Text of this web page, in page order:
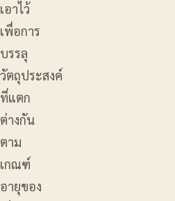
เอาไว้
เพื่อการ
บรรลุ
วัตถุประสงค์
ที่แตก
ต่างกัน
ตาม
เกณฑ์
อายุของ